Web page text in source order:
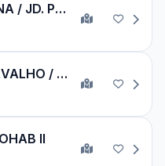
METRÔ SANTANA / JD. PERY ALTO
TERM. A. E. CARVALHO / TERM. SÃO MATEUS
II